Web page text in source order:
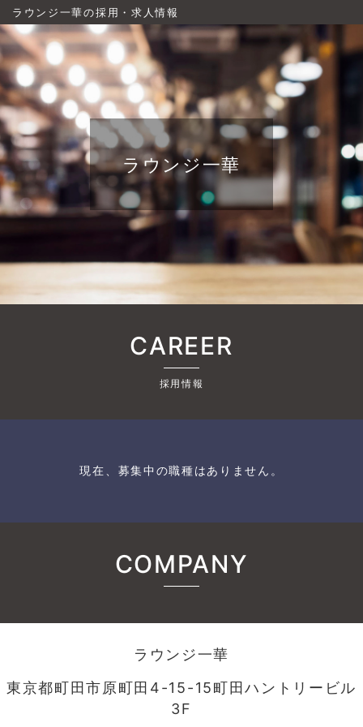
ラウンジ一華の採用・求人情報
ラウンジ一華
CAREER
採用情報
現在、募集中の職種はありません。
COMPANY
ラウンジ一華
東京都町田市原町田4-15-15町田ハントリービル
3F